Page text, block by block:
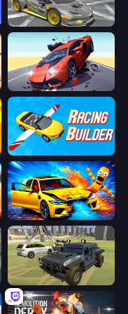
Wrong Way
Hyper Cars Ramp Crash
Racing Builder
BMG: Ragdoll Playground
4x4 Offroader